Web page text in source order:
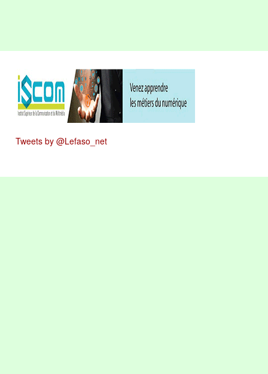
Tweets by @Lefaso_net